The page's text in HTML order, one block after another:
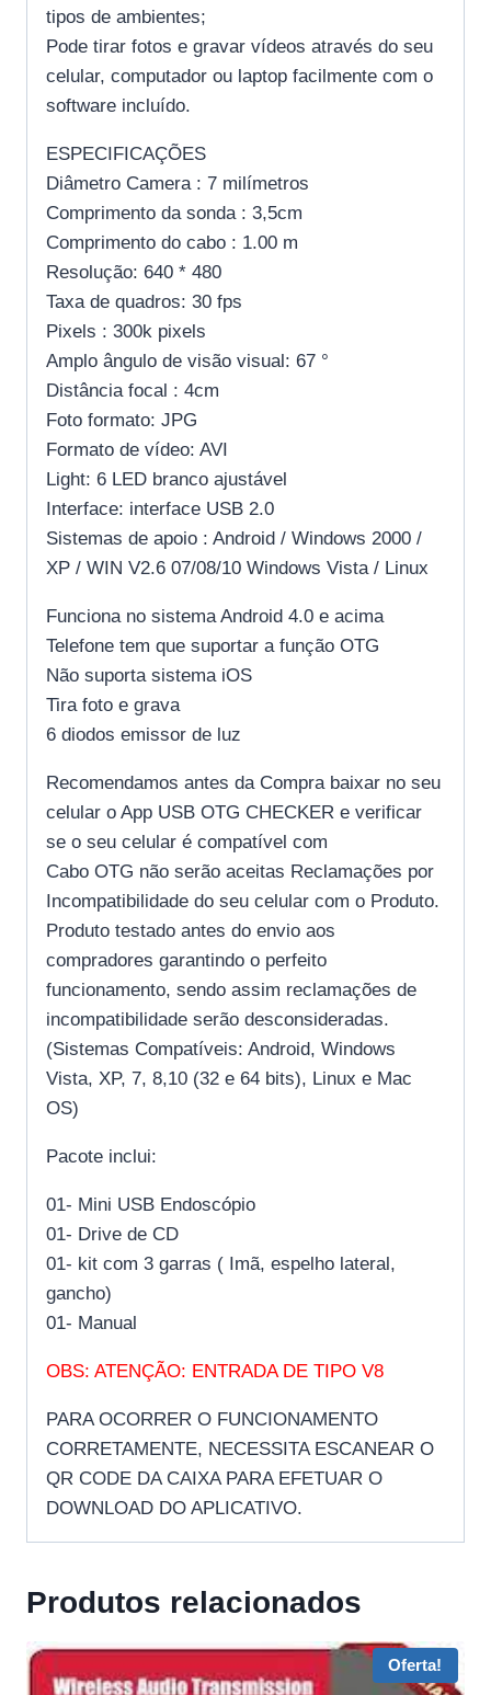
tipos de ambientes;
Pode tirar fotos e gravar vídeos através do seu
celular, computador ou laptop facilmente com o
software incluído.
ESPECIFICAÇÕES
Diâmetro Camera : 7 milímetros
Comprimento da sonda : 3,5cm
Comprimento do cabo : 1.00 m
Resolução: 640 * 480
Taxa de quadros: 30 fps
Pixels : 300k pixels
Amplo ângulo de visão visual: 67 °
Distância focal : 4cm
Foto formato: JPG
Formato de vídeo: AVI
Light: 6 LED branco ajustável
Interface: interface USB 2.0
Sistemas de apoio : Android / Windows 2000 /
XP / WIN V2.6 07/08/10 Windows Vista / Linux
Funciona no sistema Android 4.0 e acima
Telefone tem que suportar a função OTG
Não suporta sistema iOS
Tira foto e grava
6 diodos emissor de luz
Recomendamos antes da Compra baixar no seu
celular o App USB OTG CHECKER e verificar
se o seu celular é compatível com
Cabo OTG não serão aceitas Reclamações por
Incompatibilidade do seu celular com o Produto.
Produto testado antes do envio aos
compradores garantindo o perfeito
funcionamento, sendo assim reclamações de
incompatibilidade serão desconsideradas.
(Sistemas Compatíveis: Android, Windows
Vista, XP, 7, 8,10 (32 e 64 bits), Linux e Mac
OS)
Pacote inclui:
01- Mini USB Endoscópio
01- Drive de CD
01- kit com 3 garras ( Imã, espelho lateral,
gancho)
01- Manual
OBS: ATENÇÃO: ENTRADA DE TIPO V8
PARA OCORRER O FUNCIONAMENTO
CORRETAMENTE, NECESSITA ESCANEAR O
QR CODE DA CAIXA PARA EFETUAR O
DOWNLOAD DO APLICATIVO.
Produtos relacionados
Oferta!